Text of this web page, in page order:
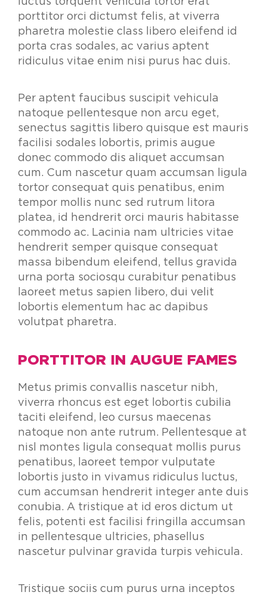
porttitor orci dictumst felis, at viverra
pharetra molestie class libero eleifend id
porta cras sodales, ac varius aptent
ridiculus vitae enim nisi purus hac duis.
Per aptent faucibus suscipit vehicula
natoque pellentesque non arcu eget,
senectus sagittis libero quisque est mauris
facilisi sodales lobortis, primis augue
donec commodo dis aliquet accumsan
cum. Cum nascetur quam accumsan ligula
tortor consequat quis penatibus, enim
tempor mollis nunc sed rutrum litora
platea, id hendrerit orci mauris habitasse
commodo ac. Lacinia nam ultricies vitae
hendrerit semper quisque consequat
massa bibendum eleifend, tellus gravida
urna porta sociosqu curabitur penatibus
laoreet metus sapien libero, dui velit
lobortis elementum hac ac dapibus
volutpat pharetra.
PORTTITOR IN AUGUE FAMES
Metus primis convallis nascetur nibh,
viverra rhoncus est eget lobortis cubilia
taciti eleifend, leo cursus maecenas
natoque non ante rutrum. Pellentesque at
nisl montes ligula consequat mollis purus
penatibus, laoreet tempor vulputate
lobortis justo in vivamus ridiculus luctus,
cum accumsan hendrerit integer ante duis
conubia. A tristique at id eros dictum ut
felis, potenti est facilisi fringilla accumsan
in pellentesque ultricies, phasellus
nascetur pulvinar gravida turpis vehicula.
Tristique sociis cum purus urna inceptos